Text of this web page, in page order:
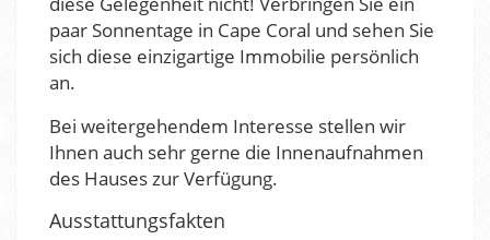
paar Sonnentage in Cape Coral und sehen Sie
sich diese einzigartige Immobilie persönlich
an.
Bei weitergehendem Interesse stellen wir
Ihnen auch sehr gerne die Innenaufnahmen
des Hauses zur Verfügung.
Ausstattungsfakten